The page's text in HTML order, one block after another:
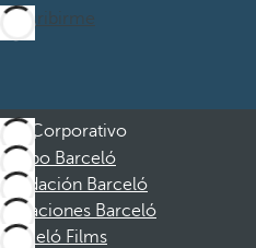
Suscribirme
Corporativo
Grupo Barceló
Fundación Barceló
Vacaciones Barceló
Barceló Films